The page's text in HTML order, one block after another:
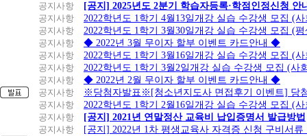
공지사항
[공지] 2025년도 2분기 학습자등록·학점인정신청 안
공지사항
2022학년도 1학기 4월13일개강 실습 수강생 모집 (
공지사항
2022학년도 1학기 3월30일개강 실습 수강생 모집 (
공지사항
◆ 2022년 3월 무이자 할부 이벤트 카드안내 ◆
공지사항
2022학년도 1학기 3월16일개강 실습 수강생 모집 (
공지사항
2022학년도 1학기 3월2일개강 실습 수강생 모집 (사
공지사항
◆ 2022년 2월 무이자 할부 이벤트 카드안내 ◆
공지사항
※당첨자발표※[청소년지도사 면접후기 이벤트] 당
공지사항
2022학년도 1학기 2월16일개강 실습 수강생 모집 (
공지사항
[공지] 2021년 연말정산 교육비 납입증명서 발급방법
공지사항
[공지] 2022년 1차 평생교육사 자격증 신청 구비서류